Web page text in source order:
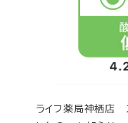
ライフ薬局神栖店